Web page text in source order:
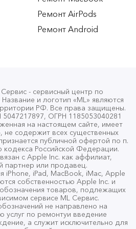
где можно починить
самое лучшее, починили
так еще и дешевле
в будущем буду идти
Ремонт AirPods
Ремонт Android
- сервисный центр по
и логотип «ML» являются
РФ. Все права защищены.
ОГРН 1185053040281
на настоящем сайте, имеет
не содержит всех существенных
публичной офертой по п.
кодекса Российской Федерации.
с Apple Inc. как аффилиат,
партнер или продавец.
iPhone, iPad, MacBook, iMac, Apple
собственностью Apple Inc. и
товаров, подлежащих
сервисе ML Сервис.
не направлено на
услуг по ремонтуи введение
а служит исключительно для